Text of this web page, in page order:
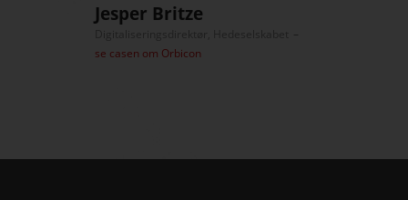
Jesper Britze
–
se casen om Orbicon